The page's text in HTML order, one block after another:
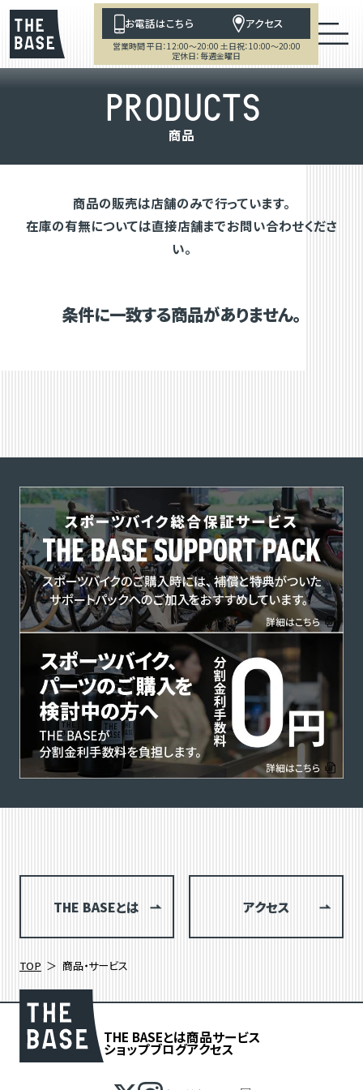
お電話はこちら アクセス
営業時間 平日：12:00～20:00 土日祝：10:00～20:00
定休日：毎週金曜日
PRODUCTS
商品
商品の販売は店舗のみで行っています。
在庫の有無については直接店舗までお問い合わせくださ
い。
条件に一致する商品がありません。
THE BASEとは アクセス
TOP 商品・サービス
THE BASEとは商品サービス
ショップブログアクセス